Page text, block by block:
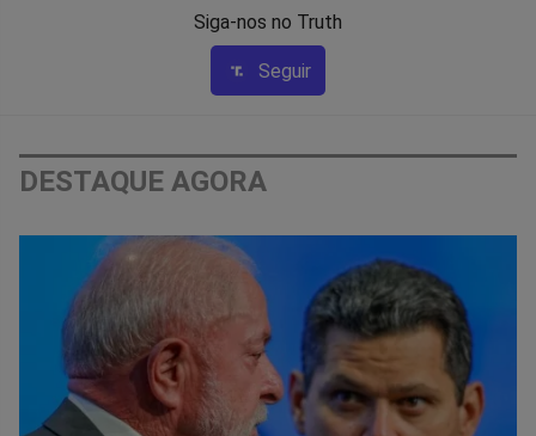
Siga-nos no Truth
Seguir
DESTAQUE AGORA